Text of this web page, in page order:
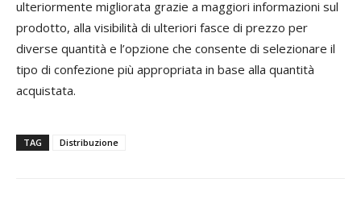
ulteriormente migliorata grazie a maggiori informazioni sul
prodotto, alla visibilità di ulteriori fasce di prezzo per
diverse quantità e l’opzione che consente di selezionare il
tipo di confezione più appropriata in base alla quantità
acquistata.
TAG Distribuzione